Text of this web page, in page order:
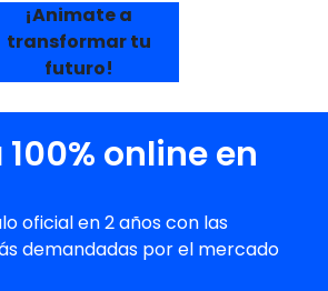
¡Animate a
transformar tu
futuro!
online en
oficial en 2 años con las
demandadas por el mercado